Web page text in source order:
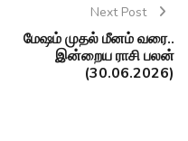
Next Post
மேஷம் முதல் மீனம் வரை..
இன்றைய ராசி பலன்
(30.06.2026)